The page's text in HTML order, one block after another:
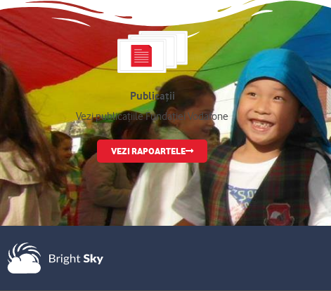
Publicații
Vezi publicațiile Fundației Vodafone
VEZI RAPOARTELE